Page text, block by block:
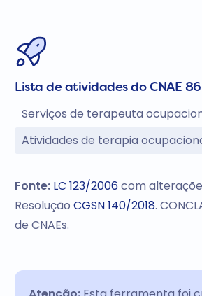
Lista de atividades do CNAE
Serviços de terapeuta
Atividades de terapia
Fonte: LC 123/2006com
ResoluçãoCGSN 140/2018.
de CNAEs.